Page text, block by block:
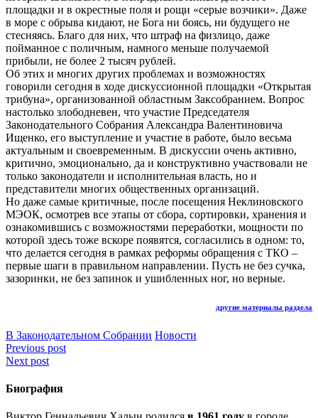
площадки и в окрестные поля и рощи «серые возчики». Даже
в море с обрыва кидают, не Бога ни боясь, ни будущего не
стесняясь. Благо для них, что штраф на физлицо, даже
пойманное с поличным, намного меньше получаемой
прибыли, не более 2 тысяч рублей.
Об этих и многих других проблемах и возможностях
говорили сегодня в ходе дискуссионной площадки «Открытая
трибуна», организованной областным Заксобранием. Вопрос
настолько злободневен, что участие Председателя
Законодательного Собрания Александра Валентиновича
Ищенко, его выступление и участие в работе, было весьма
актуальным и своевременным. В дискуссии очень активно,
критично, эмоционально, да и конструктивно участвовали не
только законодатели и исполнительная власть, но и
представители многих общественных организаций.
Но даже самые критичные, после посещения Неклиновского
МЭОК, осмотрев все этапы от сбора, сортировки, хранения и
ознакомившись с возможностями переработки, мощности по
которой здесь тоже вскоре появятся, согласились в одном: то,
что делается сегодня в рамках реформы обращения с ТКО –
первые шаги в правильном направлении. Пусть не без сучка,
зазоринки, не без запинок и ушибленных ног, но верные.
другие материалы раздела
В Законодательном Собрании Новости
Навигация
по
записям
Previous post
Next post
Биография